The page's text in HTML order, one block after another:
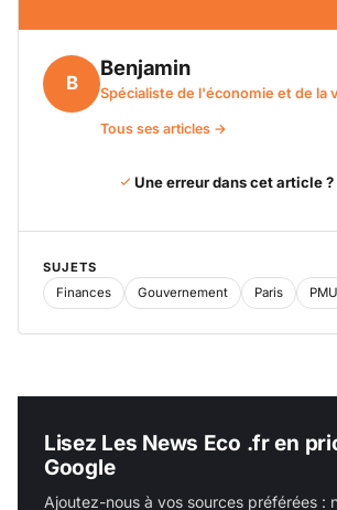
B
Benjamin
Spécialiste de l'économie et de la
Tous ses articles →
Une erreur dans cet article ?
SUJETS
Finances
Gouvernement Paris PMU
Lisez Les News Eco .fr en
Google
Ajoutez-nous à vos sources préférées :